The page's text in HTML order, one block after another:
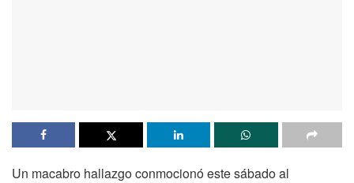
Un macabro hallazgo conmocionó este sábado al